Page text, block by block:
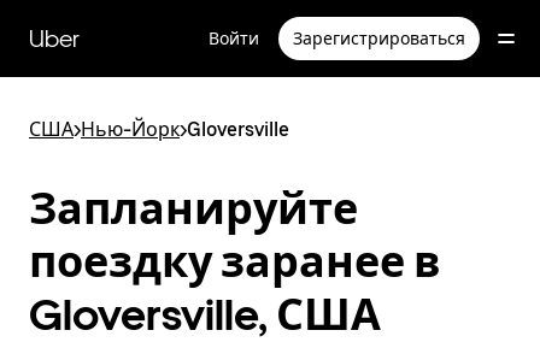
перейти
к
Uber Войти Зарегистрироваться
США>Нью-Йорк>Gloversville
Запланируйте
поездку заранее в
Gloversville, США